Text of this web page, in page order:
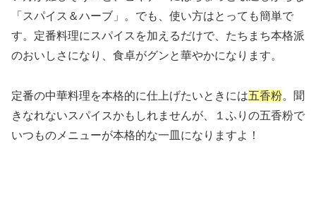
「スパイス＆ハーブ」。でも、使い方はとっても簡単で
す。定番料理にスパイスを加えるだけで、たちまち本格派
のおいしさになり、食卓がグンと華やかになります。
定番の中華料理を本格的に仕上げたいときには五香粉。聞
きなれないスパイスかもしれませんが、１ふりの五香粉で
いつものメニューが本格的な一皿になりますよ！